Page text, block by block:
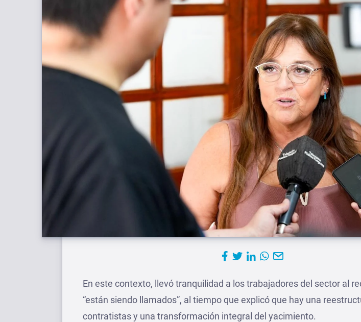
En este contexto, llevó tranquilidad a los trabajadores del sector al
“están siendo llamados”, al tiempo que explicó que hay una
contratistas y una transformación integral del yacimiento.